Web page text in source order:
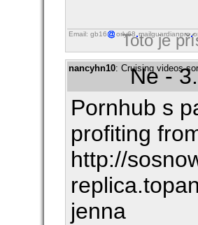
Email: gb16 orly68 mailguardianpro
Toto je
nancyhn10: Cruising videos
Ne -
Pornhub s
profiting
http://
jenna